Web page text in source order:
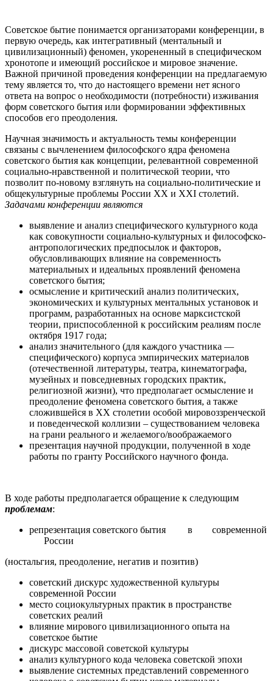
Советское бытие понимается организаторами конференции, в
первую очередь, как интегративный (ментальный и
цивилизационный) феномен, укорененный в специфическом
хронотопе и имеющий российское и мировое значение.
Важной причиной проведения конференции на предлагаемую
тему является то, что до настоящего времени нет ясного
ответа на вопрос о необходимости (потребности) изживания
форм советского бытия или формировании эффективных
способов его преодоления.
Научная значимость и актуальность темы конференции
связаны с вычленением философского ядра феномена
советского бытия как концепции, релевантной современной
социально-нравственной и политической теории, что
позволит по-новому взглянуть на социально-политические и
общекультурные проблемы России XX и ХХI столетий.
Задачами конференции являются
выявление и анализ специфического культурного кода
как совокупности социально-культурных и философско-
антропологических предпосылок и факторов,
обусловливающих влияние на современность
материальных и идеальных проявлений феномена
советского бытия;
осмысление и критический анализ политических,
экономических и культурных ментальных установок и
программ, разработанных на основе марксистской
теории, приспособленной к российским реалиям после
октября 1917 года;
анализ значительного (для каждого участника —
специфического) корпуса эмпирических материалов
(отечественной литературы, театра, кинематографа,
музейных и повседневных городских практик,
религиозной жизни), что предполагает осмысление и
преодоление феномена советского бытия, а также
сложившейся в ХХ столетии особой мировоззренческой
и поведенческой коллизии – существованием человека
на грани реального и желаемого/воображаемого
презентация научной продукции, полученной в ходе
работы по гранту Российского научного фонда.
В ходе работы предполагается обращение к следующим
проблемам:
репрезентация советского бытия в современной
России
(ностальгия, преодоление, негатив и позитив)
советский дискурс художественной культуры
современной России
место социокультурных практик в пространстве
советских реалий
влияние мирового цивилизационного опыта на
советское бытие
дискурс массовой советской культуры
анализ культурного кода человека советской эпохи
выявление системных представлений современного